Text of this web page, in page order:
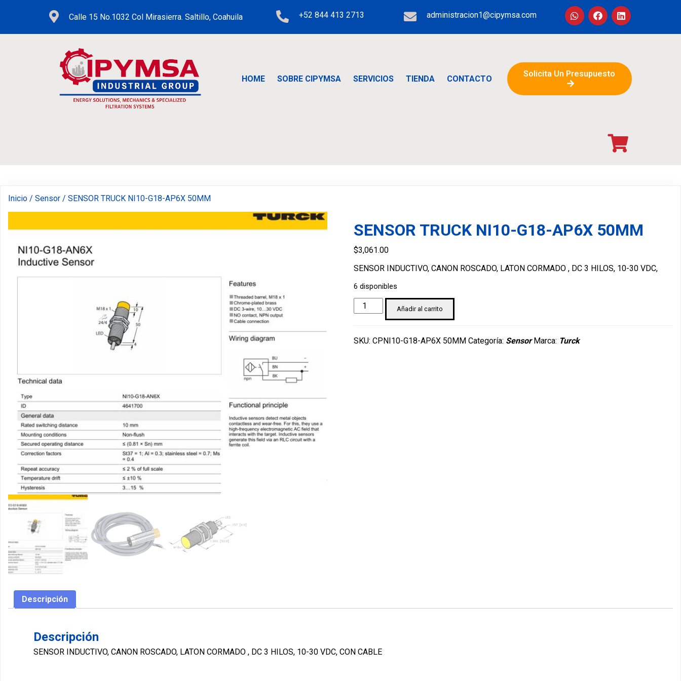
Calle 15 No.1032 Col Mirasierra. Saltillo, Coahuila +52 844 413 2713 administracion1@cipymsa.com
HOME SOBRE CIPYMSA SERVICIOS TIENDA CONTACTO
Solicita Un Presupuesto
Inicio / Sensor / SENSOR TRUCK NI10-G18-AP6X 50MM
SENSOR TRUCK NI10-G18-AP6X 50MM
$3,061.00
SENSOR INDUCTIVO, CANON ROSCADO, LATON CORMADO , DC 3 HILOS, 10-30 VDC,
6 disponibles
SENSOR
TRUCK
AP6X
Añadir al carrito
SKU:CPNI10-G18-AP6X 50MM Categoría: Sensor Marca: Turck
Descripción
Descripción
SENSOR INDUCTIVO, CANON ROSCADO, LATON CORMADO , DC 3 HILOS, 10-30 VDC, CON CABLE